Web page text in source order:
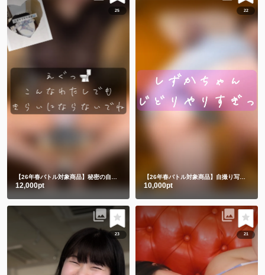
25
12,000pt
22
10,000pt
23 21